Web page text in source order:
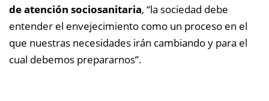
de atención sociosanitaria, “la sociedad debe
entender el envejecimiento como un proceso en el
que nuestras necesidades irán cambiando y para el
cual debemos prepararnos”.